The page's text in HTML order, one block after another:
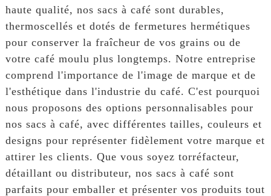
haute qualité, nos sacs à café sont durables,
thermoscellés et dotés de fermetures hermétiques
pour conserver la fraîcheur de vos grains ou de
votre café moulu plus longtemps. Notre entreprise
comprend l'importance de l'image de marque et de
l'esthétique dans l'industrie du café. C'est pourquoi
nous proposons des options personnalisables pour
nos sacs à café, avec différentes tailles, couleurs et
designs pour représenter fidèlement votre marque et
attirer les clients. Que vous soyez torréfacteur,
détaillant ou distributeur, nos sacs à café sont
parfaits pour emballer et présenter vos produits tout